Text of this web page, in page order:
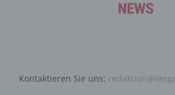
Kontaktieren Sie uns:
Durch eine Registrierung auf der
erfolgt vor dem Hintergrund, dass nur